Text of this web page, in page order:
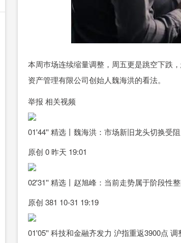
本周巿场连续缩量调整，周五更是跳空下跌
资产管理有限公司创始人魏海洪的看法。
举报 相关视频
01'44'' 精选丨魏海洪：市场新旧龙头切换受
原创 0 昨天 19:01
02'31'' 精选丨赵旭峰：当前走势属于阶段性
原创 381 10-31 19:19
01'05'' 科技和金融齐发力 沪指重返3900点